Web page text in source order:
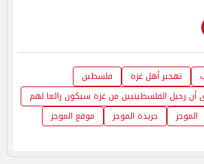
تهجير أهل غزة
فلسطين
أن رحيل الفلسطينيين من غزة سيكون رائعا لهم
الموجز جريدة الموجز موقع الموجز